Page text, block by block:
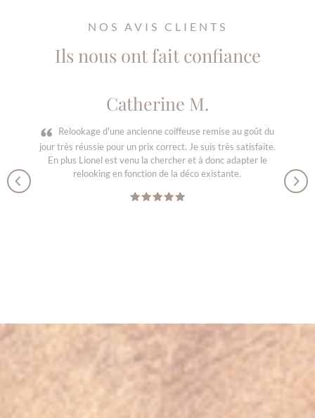
NOS AVIS CLIENTS
Ils nous ont fait confiance
Catherine M.
Relookage d'une ancienne coiffeuse remise au goût du
jour très réussie pour un prix correct. Je suis très satisfaite.
En plus Lionel est venu la chercher et à donc adapter le
relooking en fonction de la déco existante.